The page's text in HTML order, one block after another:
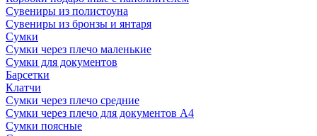
Сувениры из полистоуна
Сувениры из бронзы и янтаря
Сумки
Сумки через плечо маленькие
Сумки для документов
Барсетки
Клатчи
Сумки через плечо средние
Сумки через плечо для документов А4
Сумки поясные